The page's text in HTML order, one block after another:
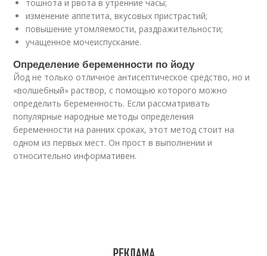
тошнота и рвота в утренние часы;
изменение аппетита, вкусовых пристрастий;
повышение утомляемости, раздражительности;
учащенное мочеиспускание.
Определение беременности по йоду
Йод не только отличное антисептическое средство, но и
«волшебный» раствор, с помощью которого можно
определить беременность. Если рассматривать
популярные народные методы определения
беременности на ранних сроках, этот метод стоит на
одном из первых мест. Он прост в выполнении и
относительно информативен.